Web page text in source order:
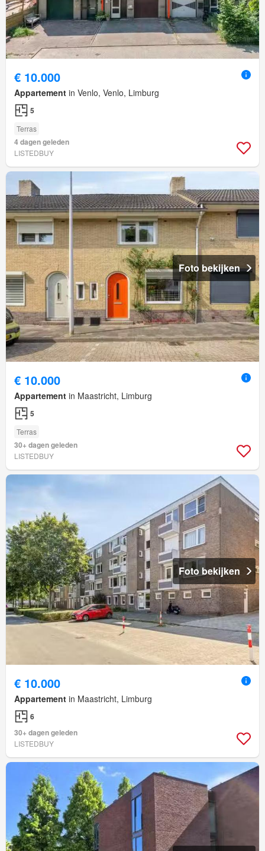
€ 10.000
Appartement in Venlo, Venlo, Limburg
5
Terras
4 dagen geleden
LISTEDBUY
Foto bekijken
€ 10.000
Appartement in Maastricht, Limburg
5
Terras
30+ dagen geleden
LISTEDBUY
Foto bekijken
€ 10.000
Appartement in Maastricht, Limburg
6
30+ dagen geleden
LISTEDBUY